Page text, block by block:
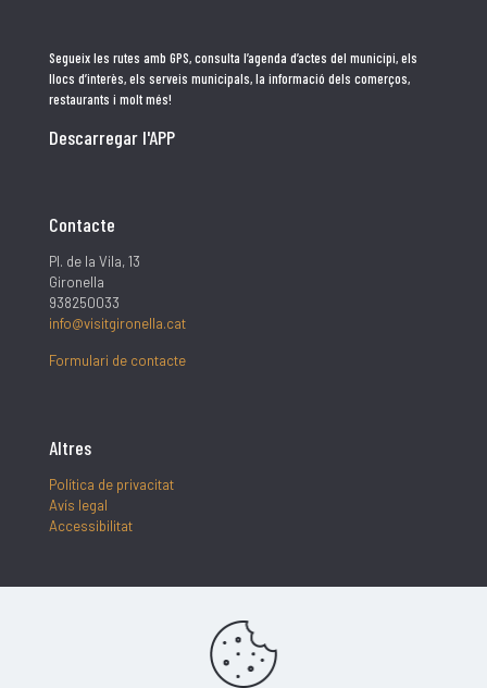
Segueix les rutes amb GPS, consulta l’agenda d’actes del municipi, els
llocs d’interès, els serveis municipals, la informació dels comerços,
restaurants i molt més!
Descarregar l'APP
Contacte
Pl. de la Vila, 13
Gironella
938250033
info@visitgironella.cat
Formulari de contacte
Altres
Política de privacitat
Avís legal
Accessibilitat
Segueix-nos